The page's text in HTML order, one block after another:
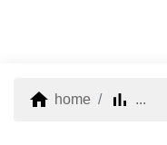
home home bar_chart ...